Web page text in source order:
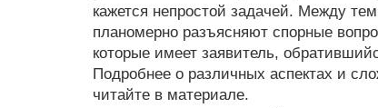
кажется непростой задачей. Между
планомерно разъясняют спорные
которые имеет заявитель,
Подробнее о различных аспектах и
читайте в материале.